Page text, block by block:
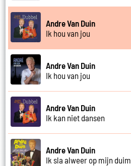
Andre Van Duin
Ik hou van jou
Andre Van Duin
Ik hou van jou
Andre Van Duin
Ik kan niet dansen
Andre Van Duin
Ik sla alweer op mijn duim